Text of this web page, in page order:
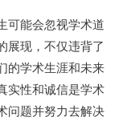
可能会忽视学术道
展现，不仅违背了
的学术生涯和未来
实性和诚信是学术
问题并努力去解决